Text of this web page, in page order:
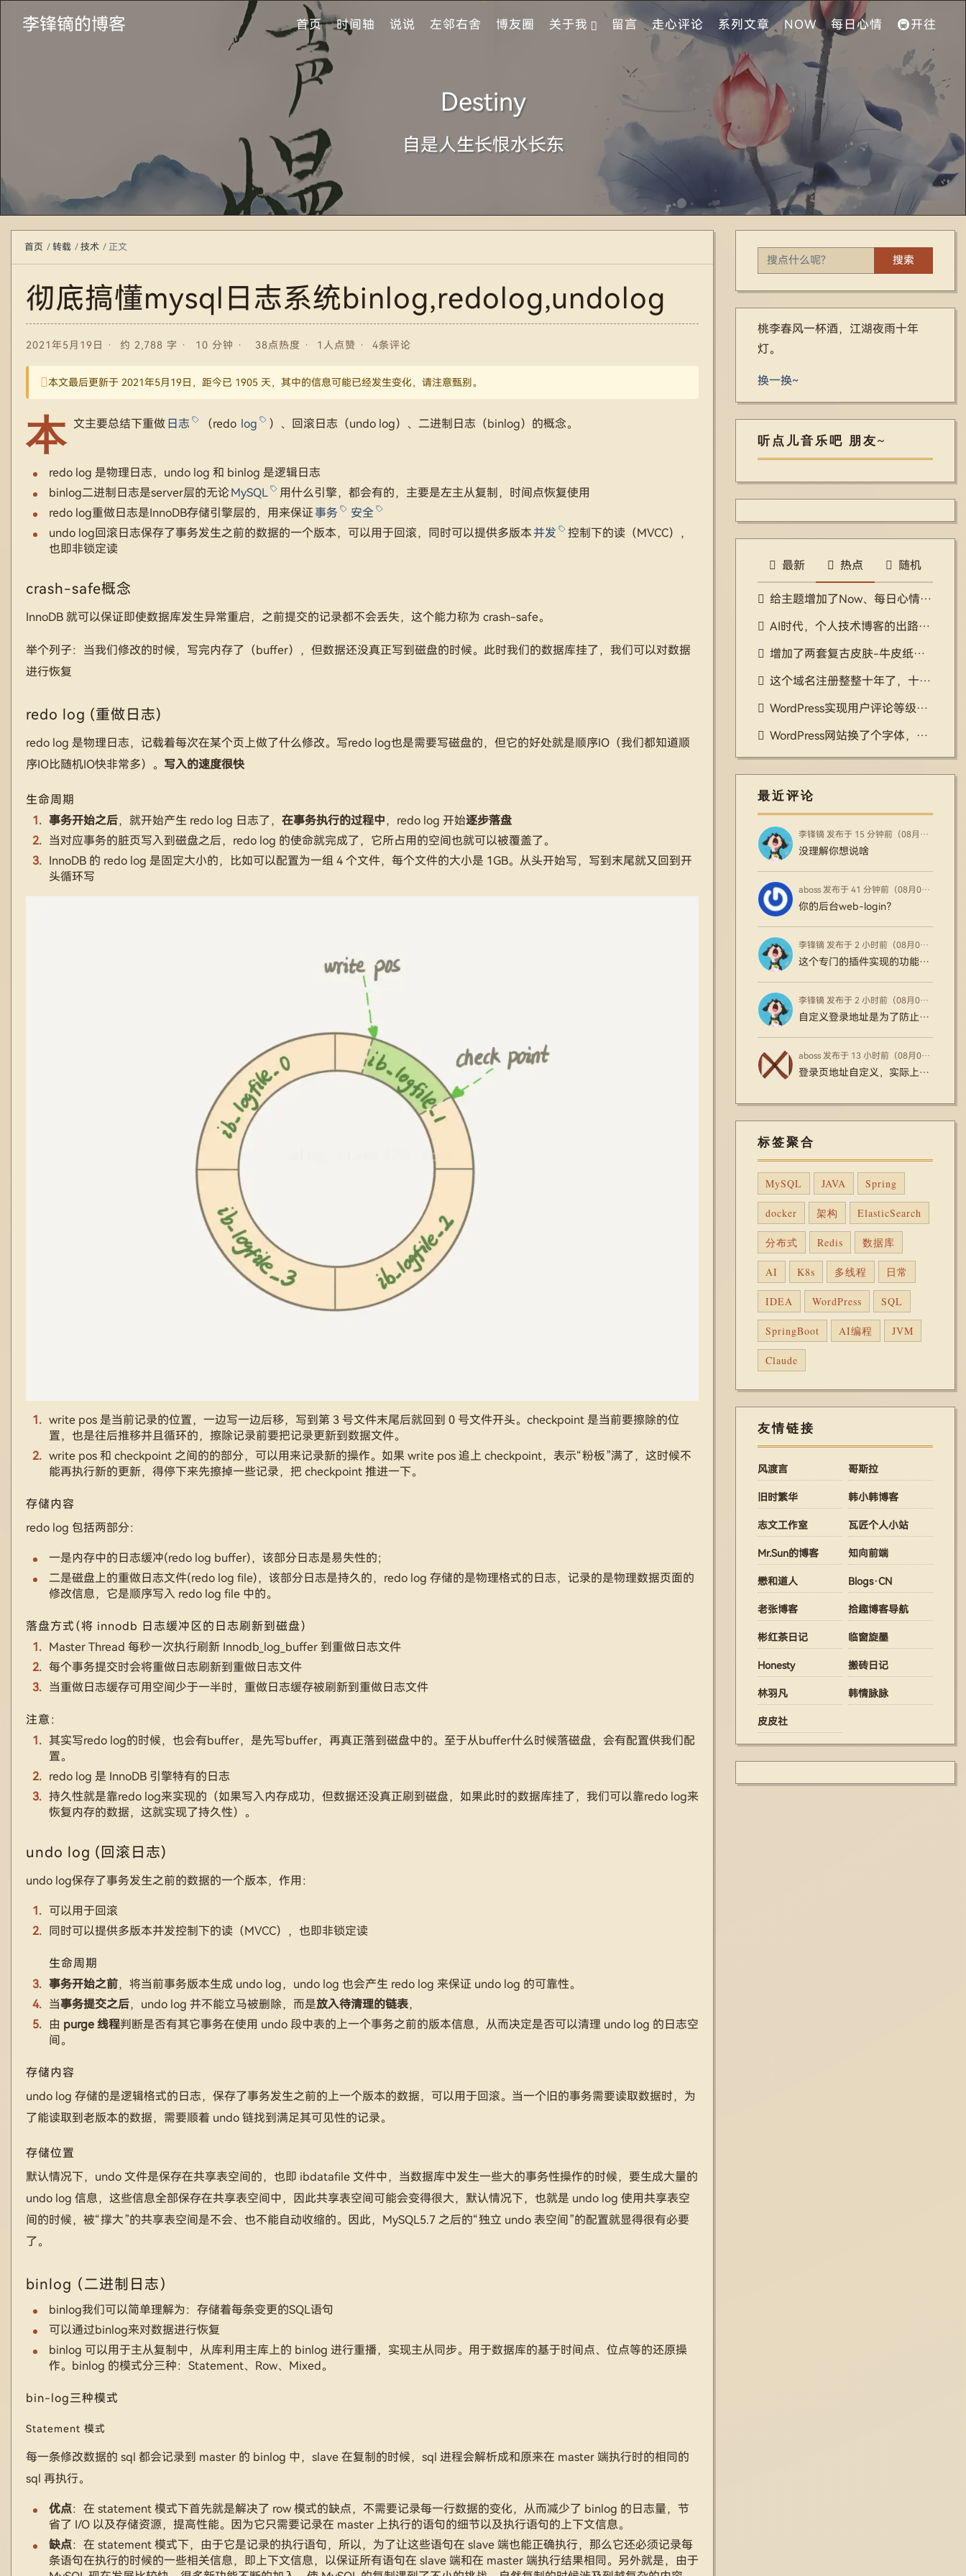
李锋镝的博客 首页 时间轴 说说 左邻右舍 博友圈 关于我 留言 走心评论 系列文章 NOW 每日心情 🚇开往
Destiny
自是人生长恨水长东
首页 转载 技术 正文
彻底搞懂mysql日志系统binlog,redolog,undolog
2021年5月19日 约 2,788 字 10 分钟 38点热度 1人点赞 4条评论
本文最后更新于 2021年5月19日，距今已 1905 天，其中的信息可能已经发生变化，请注意甄别。
本 文主要总结下重做 日志 （redo log ）、回滚日志（undo log）、二进制日志（binlog）的概念。
redo log 是物理日志，undo log 和 binlog 是逻辑日志
binlog二进制日志是server层的无论MySQL
用什么引擎，都会有的，主要是左主从复制，时间点恢复使用
redo log重做日志是InnoDB存储引擎层的，用来保证事务
安全
undo log回滚日志保存了事务发生之前的数据的一个版本，可以用于回滚，同时可以提供多版本并发
控制下的读（MVCC），
也即非锁定读
crash-safe概念
InnoDB 就可以保证即使数据库发生异常重启，之前提交的记录都不会丢失，这个能力称为 crash-safe。
举个列子：当我们修改的时候，写完内存了（buffer），但数据还没真正写到磁盘的时候。此时我们的数据库挂了，我们可以对数据
进行恢复
redo log (重做日志)
redo log 是物理日志，记载着每次在某个页上做了什么修改。写redo log也是需要写磁盘的，但它的好处就是顺序IO（我们都知道顺
序IO比随机IO快非常多）。 写入的速度很快
生命周期
事务开始之后，就开始产生 redo log 日志了， 在事务执行的过程中，redo log 开始逐步落盘
当对应事务的脏页写入到磁盘之后，redo log 的使命就完成了，它所占用的空间也就可以被覆盖了。
InnoDB 的 redo log 是固定大小的，比如可以配置为一组 4 个文件，每个文件的大小是 1GB。从头开始写，写到末尾就又回到开
头循环写
write pos 是当前记录的位置，一边写一边后移，写到第 3 号文件末尾后就回到 0 号文件开头。checkpoint 是当前要擦除的位
置，也是往后推移并且循环的，擦除记录前要把记录更新到数据文件。
write pos 和 checkpoint 之间的的部分，可以用来记录新的操作。如果 write pos 追上 checkpoint，表示“粉板”满了，这时候不
能再执行新的更新，得停下来先擦掉一些记录，把 checkpoint 推进一下。
存储内容
redo log 包括两部分：
一是内存中的日志缓冲(redo log buffer)，该部分日志是易失性的；
二是磁盘上的重做日志文件(redo log file)，该部分日志是持久的，redo log 存储的是物理格式的日志，记录的是物理数据页面的
修改信息，它是顺序写入 redo log file 中的。
落盘方式（将 innodb 日志缓冲区的日志刷新到磁盘）
Master Thread 每秒一次执行刷新 Innodb_log_buffer 到重做日志文件
每个事务提交时会将重做日志刷新到重做日志文件
当重做日志缓存可用空间少于一半时，重做日志缓存被刷新到重做日志文件
注意：
其实写redo log的时候，也会有buffer，是先写buffer，再真正落到磁盘中的。至于从buffer什么时候落磁盘，会有配置供我们配
置。
redo log 是 InnoDB 引擎特有的日志
持久性就是靠redo log来实现的（如果写入内存成功，但数据还没真正刷到磁盘，如果此时的数据库挂了，我们可以靠redo log来
恢复内存的数据，这就实现了持久性）。
undo log (回滚日志)
undo log保存了事务发生之前的数据的一个版本，作用：
可以用于回滚
同时可以提供多版本并发控制下的读（MVCC），也即非锁定读
生命周期
事务开始之前，将当前事务版本生成 undo log，undo log 也会产生 redo log 来保证 undo log 的可靠性。
当事务提交之后，undo log 并不能立马被删除，而是放入待清理的链表，
由 purge 线程判断是否有其它事务在使用 undo 段中表的上一个事务之前的版本信息，从而决定是否可以清理 undo log 的日志空
间。
存储内容
undo log 存储的是逻辑格式的日志，保存了事务发生之前的上一个版本的数据，可以用于回滚。当一个旧的事务需要读取数据时，为
了能读取到老版本的数据，需要顺着 undo 链找到满足其可见性的记录。
存储位置
默认情况下，undo 文件是保存在共享表空间的，也即 ibdatafile 文件中，当数据库中发生一些大的事务性操作的时候，要生成大量的
undo log 信息，这些信息全部保存在共享表空间中，因此共享表空间可能会变得很大，默认情况下，也就是 undo log 使用共享表空
间的时候，被“撑大”的共享表空间是不会、也不能自动收缩的。因此，MySQL5.7 之后的“独立 undo 表空间”的配置就显得很有必要
了。
binlog （二进制日志）
binlog我们可以简单理解为：存储着每条变更的SQL语句
可以通过binlog来对数据进行恢复
binlog 可以用于主从复制中，从库利用主库上的 binlog 进行重播，实现主从同步。用于数据库的基于时间点、位点等的还原操
作。binlog 的模式分三种：Statement、Row、Mixed。
bin-log三种模式
Statement 模式
每一条修改数据的 sql 都会记录到 master 的 binlog 中，slave 在复制的时候，sql 进程会解析成和原来在 master 端执行时的相同的
sql 再执行。
优点：在 statement 模式下首先就是解决了 row 模式的缺点，不需要记录每一行数据的变化，从而减少了 binlog 的日志量，节
省了 I/O 以及存储资源，提高性能。因为它只需要记录在 master 上执行的语句的细节以及执行语句的上下文信息。
缺点：在 statement 模式下，由于它是记录的执行语句，所以，为了让这些语句在 slave 端也能正确执行，那么它还必须记录每
条语句在执行的时候的一些相关信息，即上下文信息，以保证所有语句在 slave 端和在 master 端执行结果相同。另外就是，由于
搜索
桃李春风一杯酒，江湖夜雨十年
灯。
换一换~
听点儿音乐吧 朋友~
最新 热点 随机
给主题增加了Now、每日心情、年度回顾、岁月同一天、随机漫步等功能
AI时代，个人技术博客的出路在哪里？
增加了两套复古皮肤-牛皮纸、千禧网页
这个域名注册整整十年了，十年时间，真快啊
WordPress实现用户评论等级排行榜插件
WordPress网站换了个字体，差点儿把样式换崩了
最近评论
李锋镝 发布于 15 分钟前（08月07日）
没理解你想说啥
aboss 发布于 41 分钟前（08月07日）
你的后台web-login？
李锋镝 发布于 2 小时前（08月07日）
这个专门的插件实现的功能更好更全，还能对接支付之类的
李锋镝 发布于 2 小时前（08月07日）
自定义登录地址是为了防止大部分机器人通过WP固定登录页面暴力破解用户账号密码
aboss 发布于 13 小时前（08月06日）
登录页地址自定义，实际上起不到什么作用？访问默认后台地址会自动跳转？
标签聚合
MySQL JAVA Spring
docker 架构 ElasticSearch
分布式 Redis 数据库
AI K8s 多线程 日常
IDEA WordPress SQL
SpringBoot AI编程 JVM
Claude
友情链接
风渡言 哥斯拉
旧时繁华 韩小韩博客
志文工作室 瓦匠个人小站
Mr.Sun的博客 知向前端
懋和道人 Blogs·CN
老张博客 拾趣博客导航
彬红茶日记 临窗旋墨
Honesty 搬砖日记
林羽凡 韩情脉脉
皮皮社